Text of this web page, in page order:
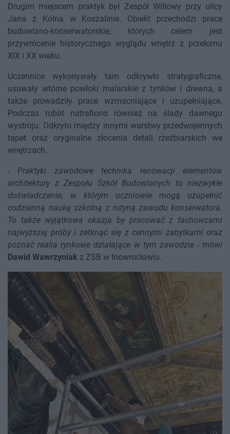
Drugim miejscem praktyk był Zespół Willowy przy ulicy
Jana z Kolna w Koszalinie. Obiekt przechodzi prace
budowlano-konserwatorskie, których celem jest
przywrócenie historycznego wyglądu wnętrz z przełomu
XIX i XX wieku.
Uczennice wykonywały tam odkrywki stratygraficzne,
usuwały wtórne powłoki malarskie z tynków i drewna, a
także prowadziły prace wzmacniające i uzupełniające.
Podczas robót natrafiono również na ślady dawnego
wystroju. Odkryto między innymi warstwy przedwojennych
tapet oraz oryginalne złocenia detali rzeźbiarskich we
wnętrzach.
-Praktyki zawodowe technika renowacji elementów
architektury z Zespołu Szkół Budowlanych to niezwykłe
doświadczenie, w którym uczniowie mogą uzupełnić
codzienną naukę szkolną z rutyną zawodu konserwatora.
To także wyjątkowa okazja by pracować z fachowcami
najwyższej próby i zetknąć się z cennymi zabytkami oraz
poznać realia rynkowe działające w tym zawodzie- mówi
Dawid Wawrzyniak z ZSB w Inowrocławiu.